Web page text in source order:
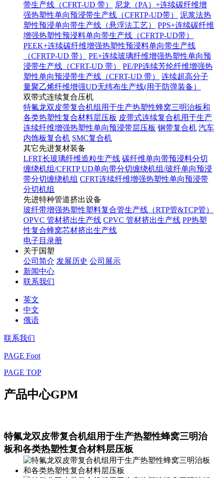
带生产线（CFRT-UD 带）
尼龙（PA）+连续碳纤维增
强热塑性单向预浸带生产线（CFRTP-UD带）
泥浆法热
塑性预浸单向带生产线（悬浮法工艺）
PPS+连续碳纤维
增强热塑性预浸料单向带生产线（CFRTP-UD带）
PEEK+连续碳纤维增强热塑性预浸料单向带生产线
（CFRTP-UD 带）
PE+连续玻璃纤维增强热塑性单向预
浸带生产线（CFRT-UD 带）
PE/PP连续芳纶纤维增强热
塑性单向预浸带生产线（CFRT-UD 带）
连续超高分子
量聚乙烯纤维增强UD无纬布生产线(用于防弹装备）
双带式连续复合压机
特氟龙双皮带复合机组用于生产热塑性蜂窝三明治板和
各类热塑性复合材料层压板 皮带式连续复合机用于生产
连续纤维增强热塑性单向预浸带层压板 钢带复合机 汽车
内饰板复合机 SMC复合机
其它先进复材装备
LFRT长玻璃纤维造粒生产线 碳纤维单向带预浸料分切
缠绕机组/CFRTP UD单向带分切缠绕机组/玻纤单向预浸
带分切缠绕机组 CFRT连续纤维增强热塑性单向预浸带
分切机组
先进特种管道挤出设备
玻纤带增强热塑性塑料复合管生产线（RTP管&TCP管）
OPVC 管材挤出生产线 CPVC 管材挤出生产线 PP热塑
性复合蜂窝芯材挤出生产线
电子目录册
关于国塑
公司简介 发展历史 公司展示
新闻中心
联系我们
英文
中文
俄语
联系我们
PAGE Foot
PAGE TOP
产品中心GPM
特氟龙双皮带复合机组用于生产热塑性蜂窝三明治
板和各类热塑性复合材料层压板